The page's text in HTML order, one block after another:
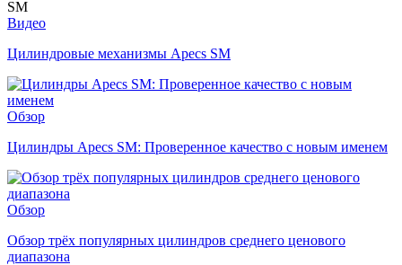
Видео
Цилиндровые механизмы Apecs SM
Обзор
Цилиндры Apecs SM: Проверенное качество с новым именем
Обзор
Обзор трёх популярных цилиндров среднего ценового
диапазона